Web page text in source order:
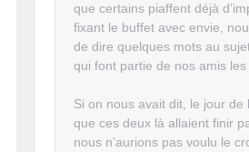
que certains piaffent déjà
fixant le buffet avec envie,
de dire quelques mots au
qui font partie de nos amis les
Si on nous avait dit, le jour de
que ces deux là allaient finir
nous n’aurions pas voulu le